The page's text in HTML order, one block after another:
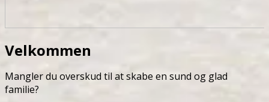
Velkommen
Mangler du overskud til at skabe en sund og glad
familie?